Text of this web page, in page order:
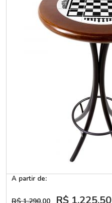
A partir de:
R$ 1.225,50